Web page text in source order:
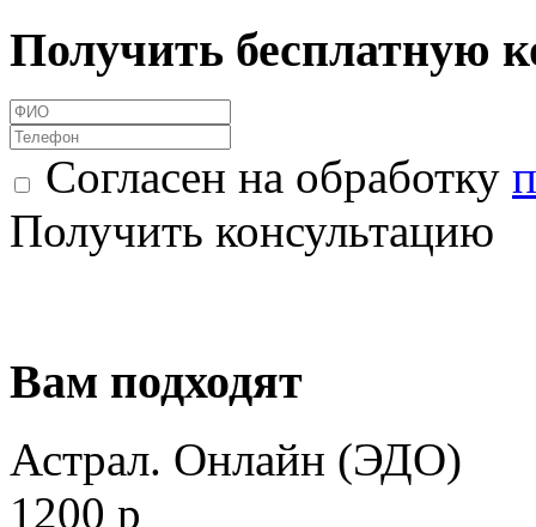
Получить бесплатную
Согласен на обработку
Получить консультацию
Вам подходят
Астрал. Онлайн (ЭДО)
1200 р